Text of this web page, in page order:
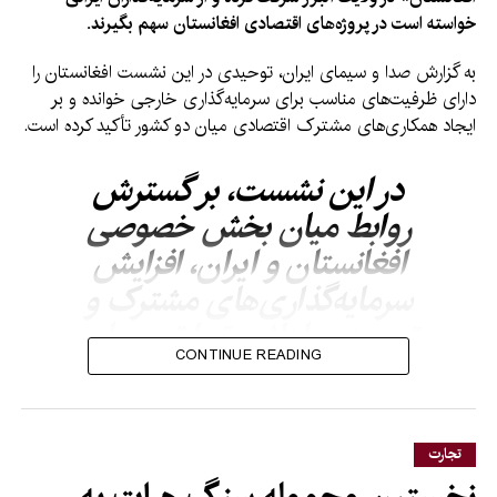
خواسته است در پروژه‌های اقتصادی افغانستان سهم بگیرند.
به گزارش صدا و سیمای ایران، توحیدی در این نشست افغانستان را
دارای ظرفیت‌های مناسب برای سرمایه‌گذاری خارجی خوانده و بر
ایجاد همکاری‌های مشترک اقتصادی میان دو کشور تأکید کرده است.
در این نشست، بر گسترش
روابط میان بخش خصوصی
افغانستان و ایران، افزایش
سرمایه‌گذاری‌های مشترک و
توسعه مبادلات تجارتی میان
دو کشور بحث و گفتگو شده
است.
رئیس اتاق مشترک افغانستان–ایران تأکید کرده است که فرصت‌های
CONTINUE READING
تجارت